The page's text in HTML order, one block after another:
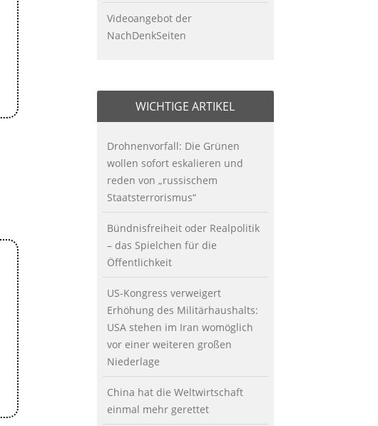
Videoangebot der
NachDenkSeiten
WICHTIGE ARTIKEL
Drohnenvorfall: Die Grünen
wollen sofort eskalieren und
reden von „russischem
Staatsterrorismus“
Bündnisfreiheit oder Realpolitik
– das Spielchen für die
Öffentlichkeit
US-Kongress verweigert
Erhöhung des Militärhaushalts:
USA stehen im Iran womöglich
vor einer weiteren großen
Niederlage
China hat die Weltwirtschaft
einmal mehr gerettet